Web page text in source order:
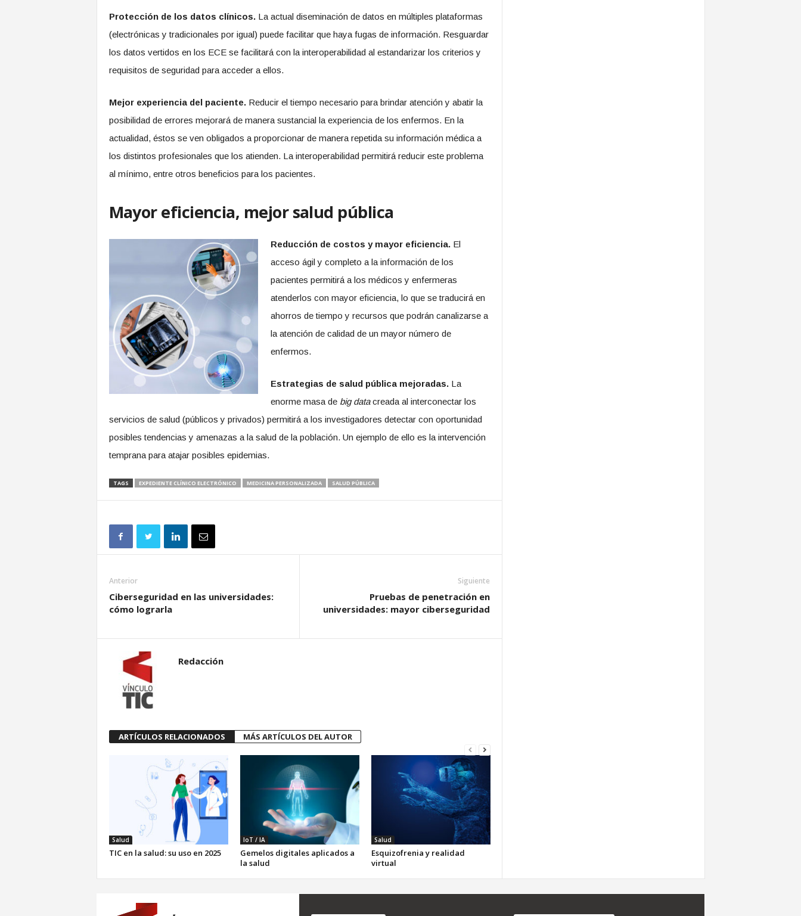
Protección de los datos clínicos.La actual diseminación de datos en múltiples plataformas
(electrónicas y tradicionales por igual) puede facilitar que haya fugas de información. Resguardar
los datos vertidos en los ECE se facilitará con la interoperabilidad al estandarizar los criterios y
requisitos de seguridad para acceder a ellos.
Mejor experiencia del paciente.Reducir el tiempo necesario para brindar atención y abatir la
posibilidad de errores mejorará de manera sustancial la experiencia de los enfermos. En la
actualidad, éstos se ven obligados a proporcionar de manera repetida su información médica a
los distintos profesionales que los atienden. La interoperabilidad permitirá reducir este problema
al mínimo, entre otros beneficios para los pacientes.
Mayor eficiencia, mejor salud pública
Reducción de costos y mayor eficiencia.El
acceso ágil y completo a la información de los
pacientes permitirá a los médicos y enfermeras
atenderlos con mayor eficiencia, lo que se traducirá en
ahorros de tiempo y recursos que podrán canalizarse a
la atención de calidad de un mayor número de
enfermos.
Estrategias de salud pública mejoradas.La
enorme masa de big datacreada al interconectar los
servicios de salud (públicos y privados) permitirá a los investigadores detectar con oportunidad
posibles tendencias y amenazas a la salud de la población. Un ejemplo de ello es la intervención
temprana para atajar posibles epidemias.
TAGS EXPEDIENTE CLÍNICO ELECTRÓNICO MEDICINA PERSONALIZADA SALUD PÚBLICA
Anterior
Ciberseguridad en las universidades:
cómo lograrla
Siguiente
Pruebas de penetración en
universidades: mayor ciberseguridad
Redacción
ARTÍCULOS RELACIONADOS MÁS ARTÍCULOS DEL AUTOR
Salud
TIC en la salud: su uso en 2025
IoT / IA
Gemelos digitales aplicados a
la salud
Salud
Esquizofrenia y realidad
virtual